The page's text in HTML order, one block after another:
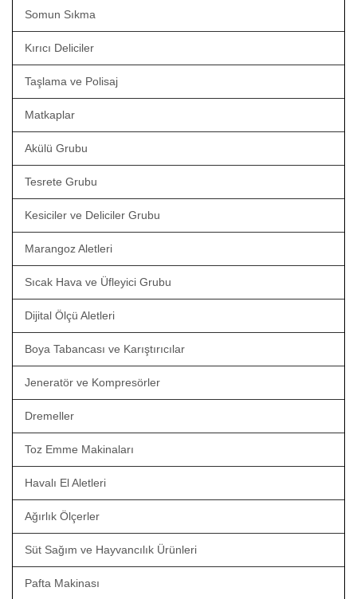
Somun Sıkma
Kırıcı Deliciler
Taşlama ve Polisaj
Matkaplar
Akülü Grubu
Tesrete Grubu
Kesiciler ve Deliciler Grubu
Marangoz Aletleri
Sıcak Hava ve Üfleyici Grubu
Dijital Ölçü Aletleri
Boya Tabancası ve Karıştırıcılar
Jeneratör ve Kompresörler
Dremeller
Toz Emme Makinaları
Havalı El Aletleri
Ağırlık Ölçerler
Süt Sağım ve Hayvancılık Ürünleri
Pafta Makinası